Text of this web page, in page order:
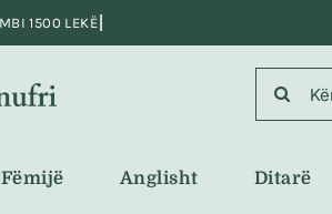
Search
for:
Fëmijë Anglisht Ditarë